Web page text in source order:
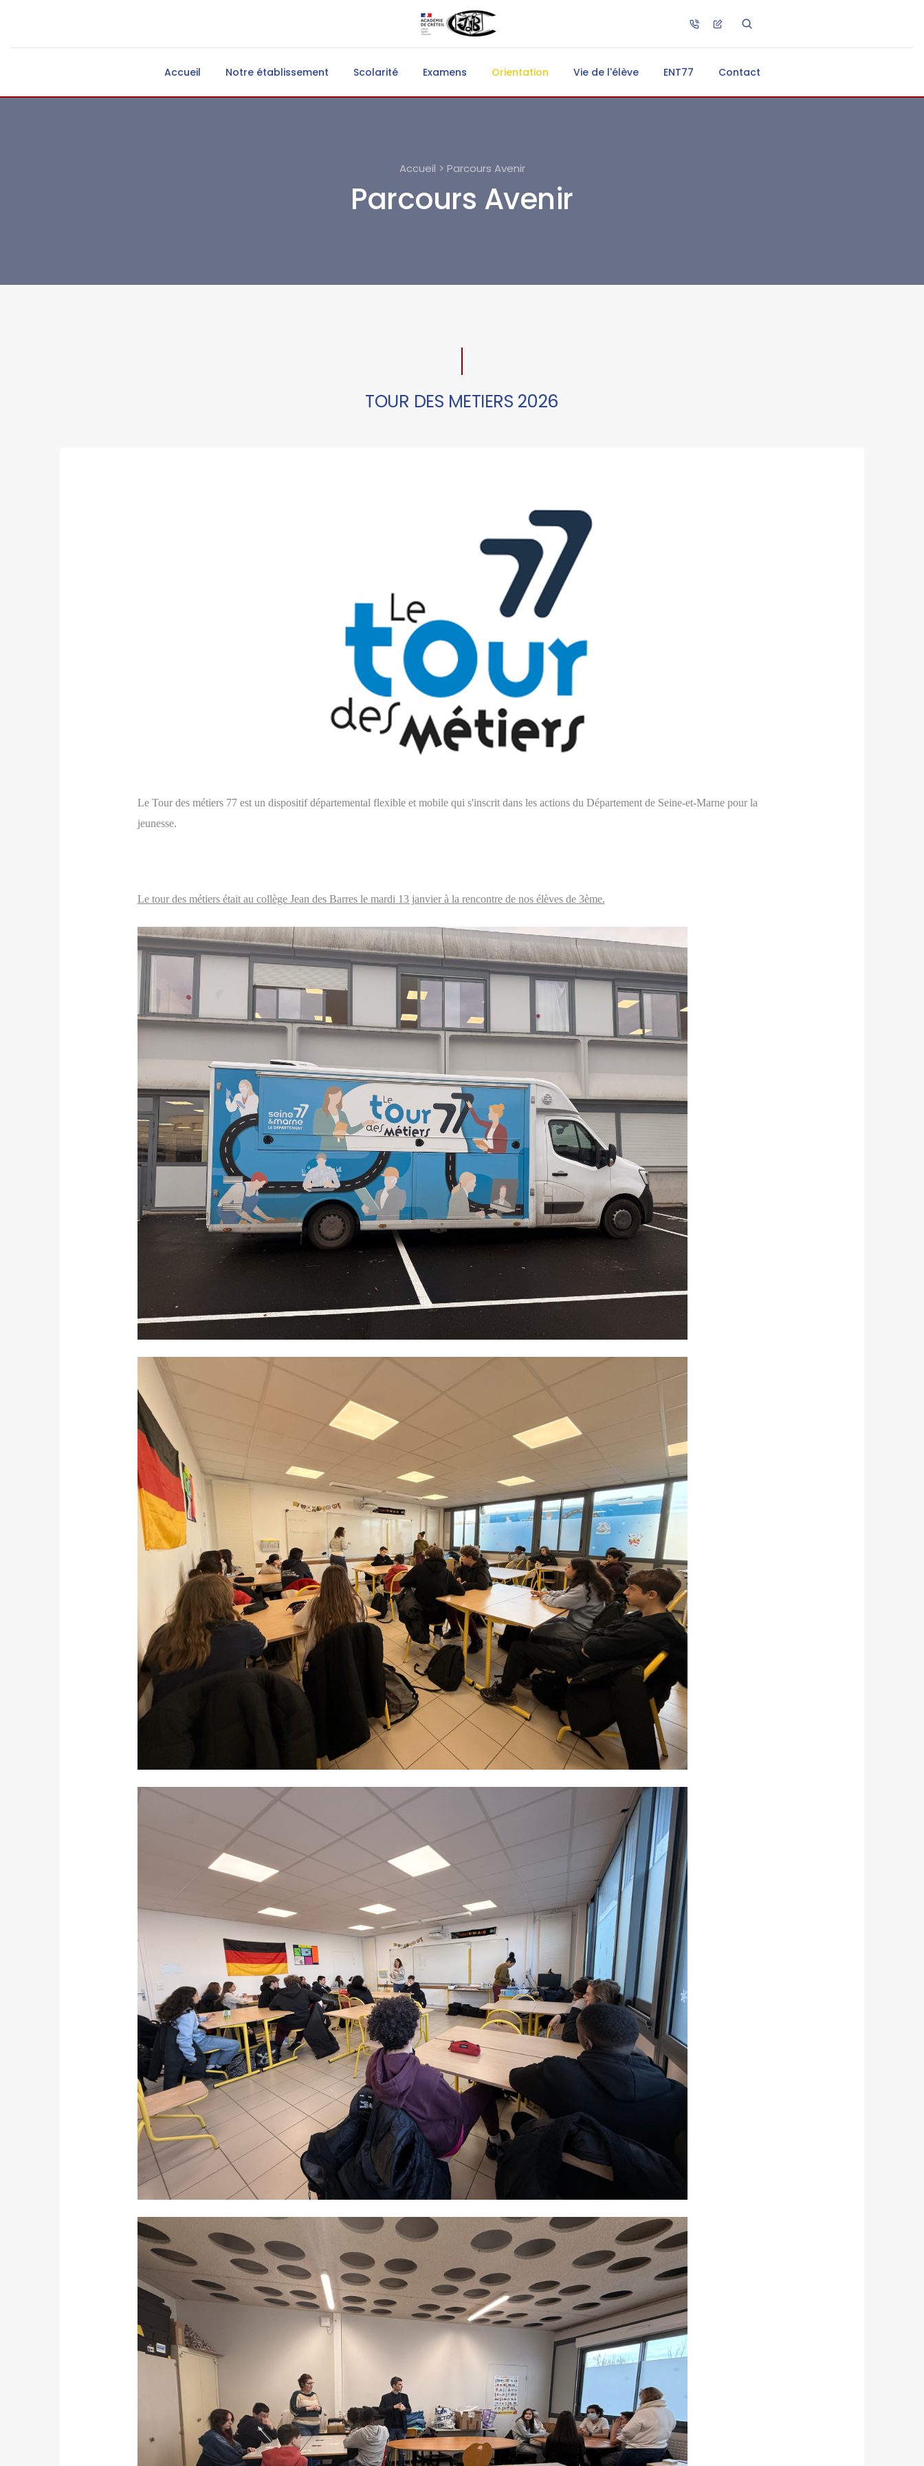
Accueil Notre établissement Scolarité Examens Orientation Vie de l'élève ENT77 Contact
Accueil > Parcours Avenir
Parcours Avenir
TOUR DES METIERS 2026
Le Tour des métiers 77 est un dispositif départemental flexible et mobile qui s'inscrit dans les actions du Département de Seine-et-Marne pour la
jeunesse.
Le tour des métiers était au collège Jean des Barres le mardi 13 janvier à la rencontre de nos élèves de 3ème.